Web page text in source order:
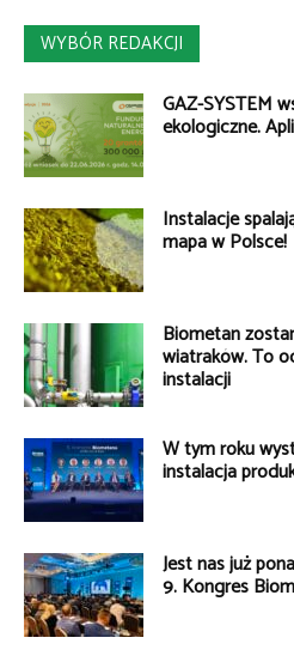
WYBÓR REDAKCJI
GAZ-SYSTEM
ekologiczne.
Instalacje
mapa w Polsce!
Biometan
wiatraków. To
instalacji
W tym roku
instalacja
Jest nas już
9. Kongres